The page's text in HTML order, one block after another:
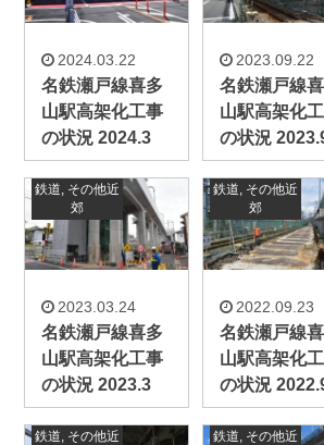
名鉄瀬戸線喜多
山駅高架化工事
の状況 2024.3
2024.03.22
名鉄瀬戸線
山駅高架化
の状況
2023.09.22
名鉄瀬戸線喜多
山駅高架化工事
の状況 2023.3
2023.03.24
鉄道 その他近
郊
名鉄瀬戸線
山駅高架化
の状況
2022.09.23
鉄道 その他近
郊
鉄道 その他近
鉄道 その他近